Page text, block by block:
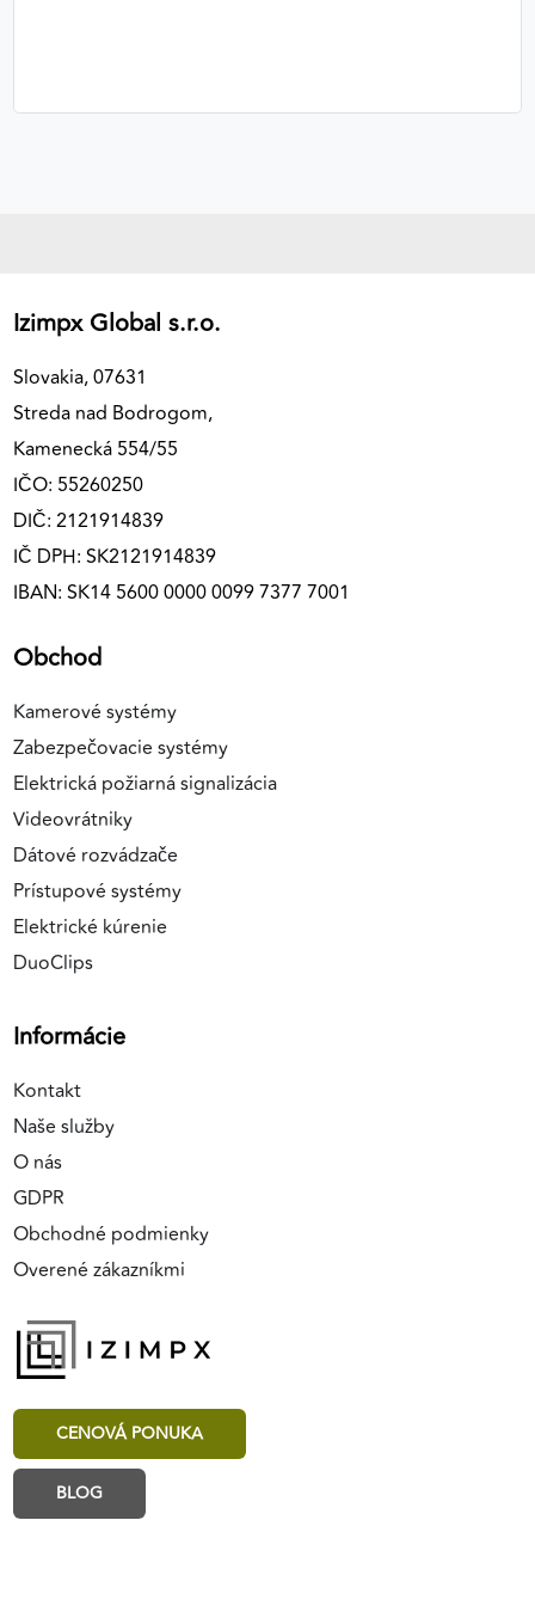
Izimpx Global s.r.o.
Slovakia, 07631
Streda nad Bodrogom,
Kamenecká 554/55
IČO: 55260250
DIČ: 2121914839
IČ DPH: SK2121914839
IBAN: SK14 5600 0000 0099 7377 7001
Obchod
Kamerové systémy
Zabezpečovacie systémy
Elektrická požiarná signalizácia
Videovrátniky
Dátové rozvádzače
Prístupové systémy
Elektrické kúrenie
DuoClips
Informácie
Kontakt
Naše služby
O nás
GDPR
Obchodné podmienky
Overené zákazníkmi
CENOVÁ PONUKA
BLOG